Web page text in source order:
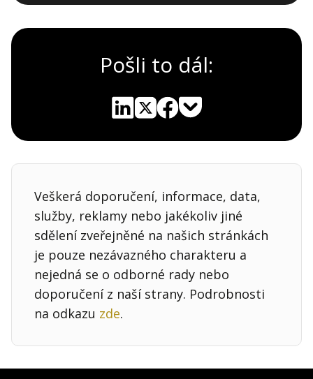
Pošli to dál:
Veškerá doporučení, informace, data,
služby, reklamy nebo jakékoliv jiné
sdělení zveřejněné na našich stránkách
je pouze nezávazného charakteru a
nejedná se o odborné rady nebo
doporučení z naší strany. Podrobnosti
na odkazu zde.